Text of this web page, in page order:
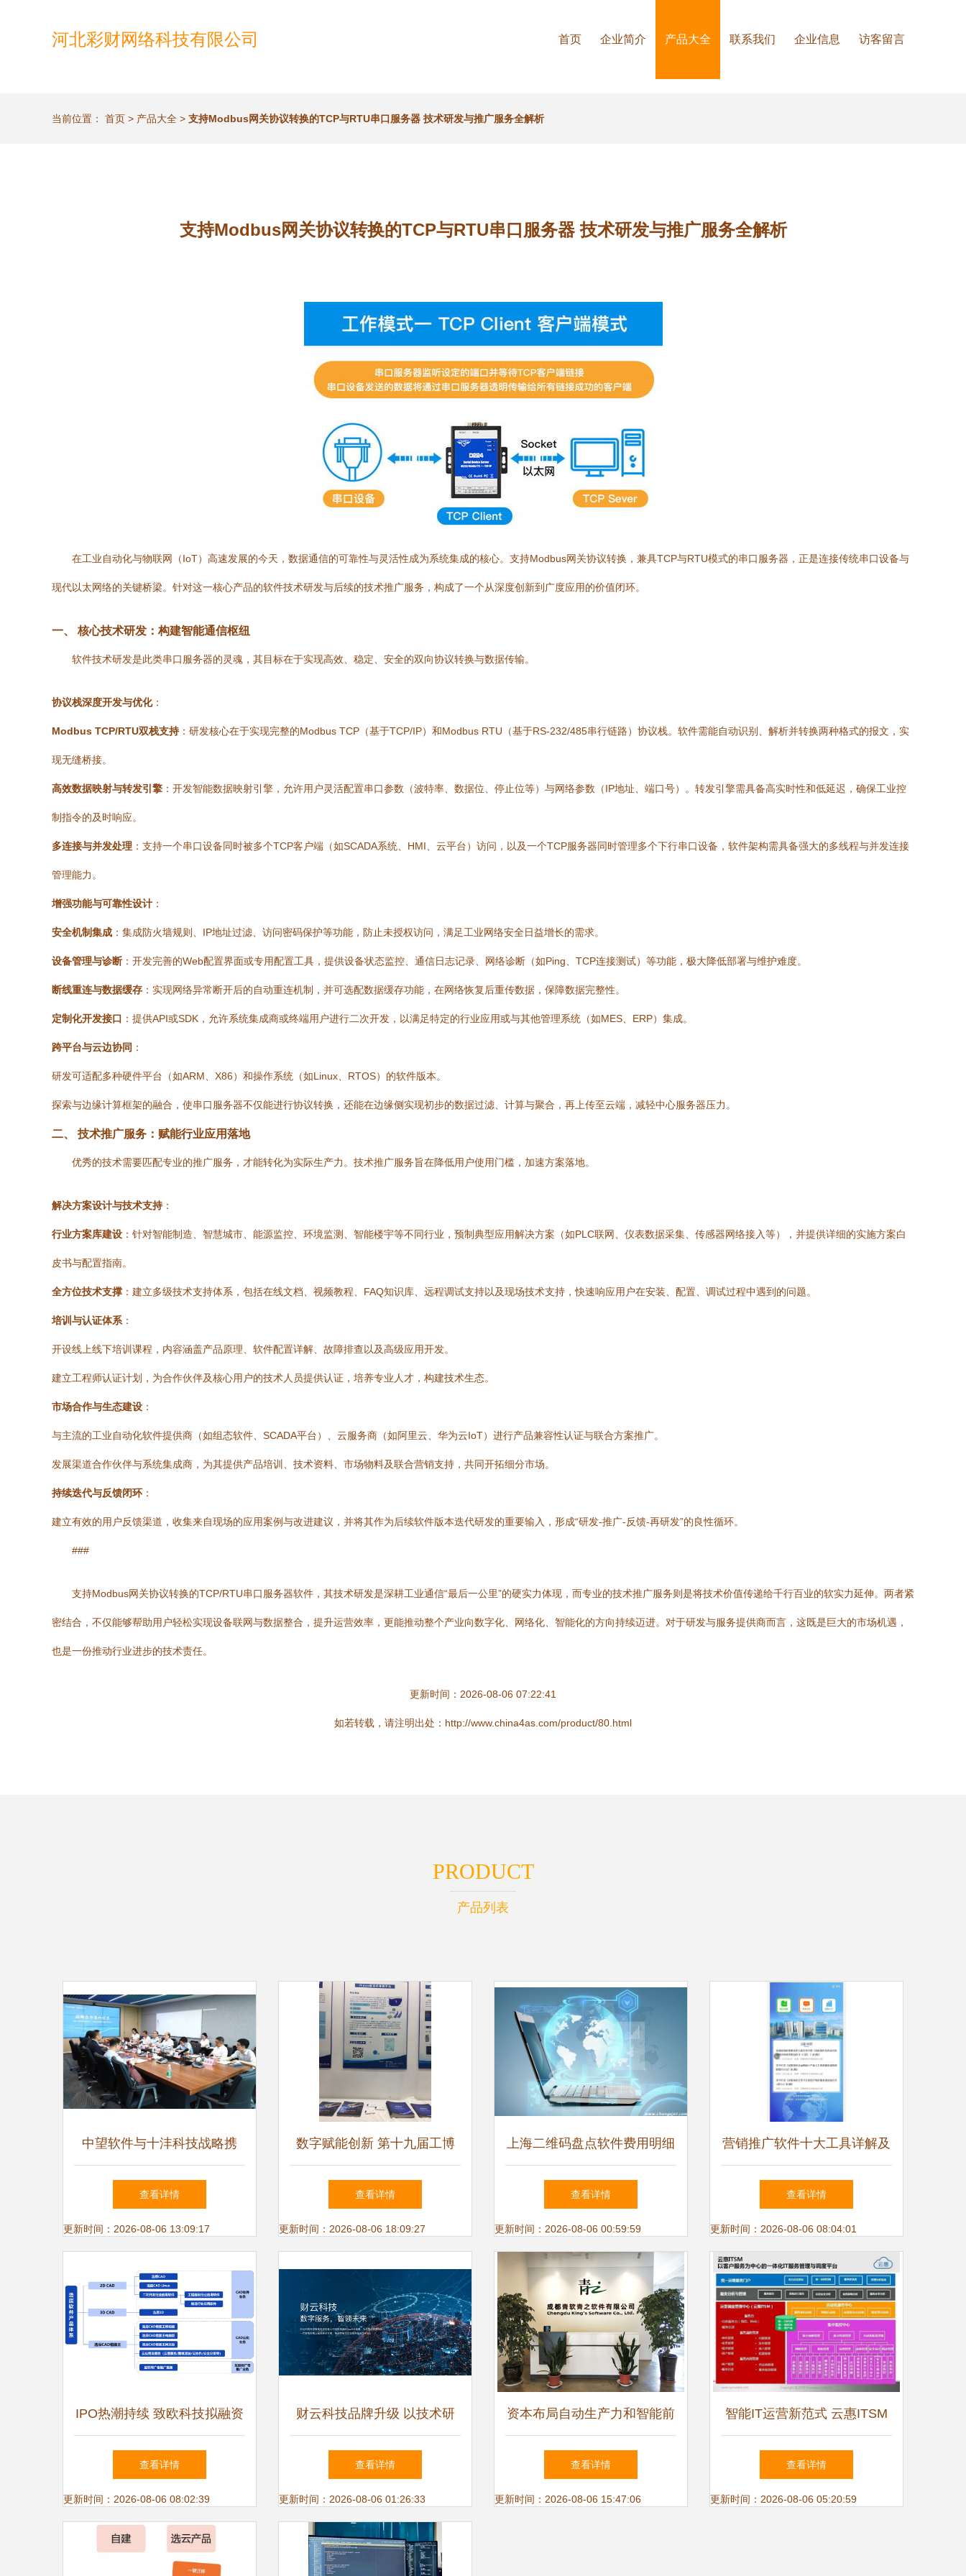
河北彩财网络科技有限公司 首页 企业简介 产品大全 联系我们 企业信息 访客留言
当前位置： 首页 > 产品大全 > 支持Modbus网关协议转换的TCP与RTU串口服务器 技术研发与推广服务全解析
支持Modbus网关协议转换的TCP与RTU串口服务器 技术研发与推广服务全解析
在工业自动化与物联网（IoT）高速发展的今天，数据通信的可靠性与灵活性成为系统集成的核心。支持Modbus网关协议转换，兼具TCP与RTU模式的串口服务器，正是连接传统串口设备与
现代以太网络的关键桥梁。针对这一核心产品的软件技术研发与后续的技术推广服务，构成了一个从深度创新到广度应用的价值闭环。
一、 核心技术研发：构建智能通信枢纽
软件技术研发是此类串口服务器的灵魂，其目标在于实现高效、稳定、安全的双向协议转换与数据传输。
协议栈深度开发与优化：
Modbus TCP/RTU双栈支持：研发核心在于实现完整的Modbus TCP（基于TCP/IP）和Modbus RTU（基于RS-232/485串行链路）协议栈。软件需能自动识别、解析并转换两种格式的报文，实
现无缝桥接。
高效数据映射与转发引擎 ：开发智能数据映射引擎，允许用户灵活配置串口参数（波特率、数据位、停止位等）与网络参数（IP地址、端口号）。转发引擎需具备高实时性和低延迟，确保工业控
制指令的及时响应。
多连接与并发处理 ：支持一个串口设备同时被多个TCP客户端（如SCADA系统、HMI、云平台）访问，以及一个TCP服务器同时管理多个下行串口设备，软件架构需具备强大的多线程与并发连接
管理能力。
增强功能与可靠性设计 ：
安全机制集成 ：集成防火墙规则、IP地址过滤、访问密码保护等功能，防止未授权访问，满足工业网络安全日益增长的需求。
设备管理与诊断 ：开发完善的Web配置界面或专用配置工具，提供设备状态监控、通信日志记录、网络诊断（如Ping、TCP连接测试）等功能，极大降低部署与维护难度。
断线重连与数据缓存 ：实现网络异常断开后的自动重连机制，并可选配数据缓存功能，在网络恢复后重传数据，保障数据完整性。
定制化开发接口 ：提供API或SDK，允许系统集成商或终端用户进行二次开发，以满足特定的行业应用或与其他管理系统（如MES、ERP）集成。
跨平台与云边协同 ：
研发可适配多种硬件平台（如ARM、X86）和操作系统（如Linux、RTOS）的软件版本。
探索与边缘计算框架的融合，使串口服务器不仅能进行协议转换，还能在边缘侧实现初步的数据过滤、计算与聚合，再上传至云端，减轻中心服务器压力。
二、 技术推广服务：赋能行业应用落地
优秀的技术需要匹配专业的推广服务，才能转化为实际生产力。技术推广服务旨在降低用户使用门槛，加速方案落地。
解决方案设计与技术支持：
行业方案库建设 ：针对智能制造、智慧城市、能源监控、环境监测、智能楼宇等不同行业，预制典型应用解决方案（如PLC联网、仪表数据采集、传感器网络接入等），并提供详细的实施方案白
皮书与配置指南。
全方位技术支撑 ：建立多级技术支持体系，包括在线文档、视频教程、FAQ知识库、远程调试支持以及现场技术支持，快速响应用户在安装、配置、调试过程中遇到的问题。
培训与认证体系 ：
开设线上线下培训课程，内容涵盖产品原理、软件配置详解、故障排查以及高级应用开发。
建立工程师认证计划，为合作伙伴及核心用户的技术人员提供认证，培养专业人才，构建技术生态。
市场合作与生态建设 ：
与主流的工业自动化软件提供商（如组态软件、SCADA平台）、云服务商（如阿里云、华为云IoT）进行产品兼容性认证与联合方案推广。
发展渠道合作伙伴与系统集成商，为其提供产品培训、技术资料、市场物料及联合营销支持，共同开拓细分市场。
持续迭代与反馈闭环：
建立有效的用户反馈渠道，收集来自现场的应用案例与改进建议，并将其作为后续软件版本迭代研发的重要输入，形成“研发-推广-反馈-再研发”的良性循环。
###
支持Modbus网关协议转换的TCP/RTU串口服务器软件，其技术研发是深耕工业通信“最后一公里”的硬实力体现，而专业的技术推广服务则是将技术价值传递给千行百业的软实力延伸。两者紧
密结合，不仅能够帮助用户轻松实现设备联网与数据整合，提升运营效率，更能推动整个产业向数字化、网络化、智能化的方向持续迈进。对于研发与服务提供商而言，这既是巨大的市场机遇，
也是一份推动行业进步的技术责任。
更新时间：2026-08-06 07:22:41
如若转载，请注明出处：http://www.china4as.com/product/80.html
PRODUCT
产品列表
中望软件与十沣科技战略携
手，共破CAE自主核心技术瓶
颈
查看详情
更新时间：2026-08-06 13:09:17
数字赋能创新 第十九届工博
会圆满落幕，软件技术研发与
推广服务迎来新篇章
查看详情
更新时间：2026-08-06 18:09:27
上海二维码盘点软件费用明细
与技术服务全解析
查看详情
更新时间：2026-08-06 00:59:59
营销推广软件十大工具详解及
技术研发与推广服务趋势
查看详情
更新时间：2026-08-06 08:04:01
IPO热潮持续 致欧科技拟融资
14.86亿元，聚焦软件技术研
发与推广服务
查看详情
更新时间：2026-08-06 08:02:39
财云科技品牌升级 以技术研
发驱动数智财税服务新生态
查看详情
更新时间：2026-08-06 01:26:33
资本布局自动生产力和智能前
沿 青软青之完成A+轮融资，
携手高瓴创投入场实验室自动
查看详情
更新时间：2026-08-06 15:47:06
智能IT运营新范式 云惠ITSM
2.0产品详解与技术赋能实践
查看详情
更新时间：2026-08-06 05:20:59